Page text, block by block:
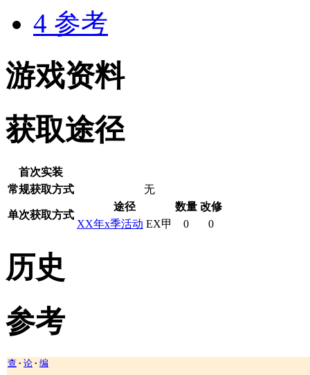
4 参考
游戏资料
获取途径
首次实装
常规获取方式
无
单次获取方式
途径 数量 改修
XX年x季活动 EX甲 0 0
历史
参考
查 • 论 • 编